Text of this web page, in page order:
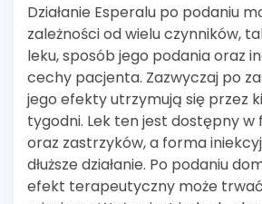
Działanie Esperalu po podaniu
zależności od wielu czynników,
leku, sposób jego podania oraz
cechy pacjenta. Zazwyczaj po
jego efekty utrzymują się przez
tygodni. Lek ten jest dostępny
oraz zastrzyków, a forma
dłuższe działanie. Po podaniu
efekt terapeutyczny może